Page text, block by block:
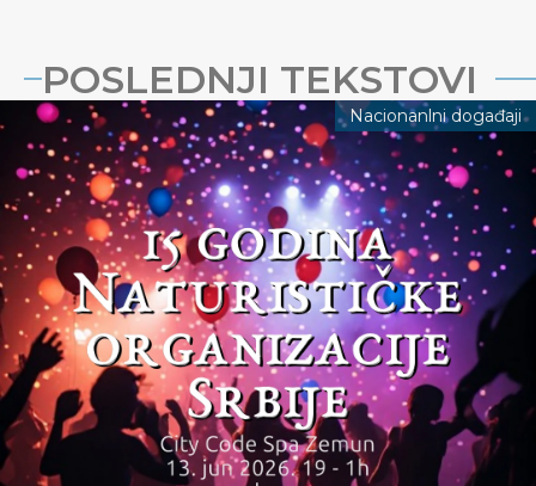
POSLEDNJI TEKSTOVI
Nacionanlni događaji